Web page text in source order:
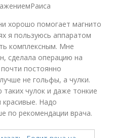
хорошо помогает магнито
я пользуюсь аппаратом
комплексным. Мне
сделала операцию на
постоянно
не гольфы, а чулки.
чулок и даже тонкие
Надо
по рекомендации врача.